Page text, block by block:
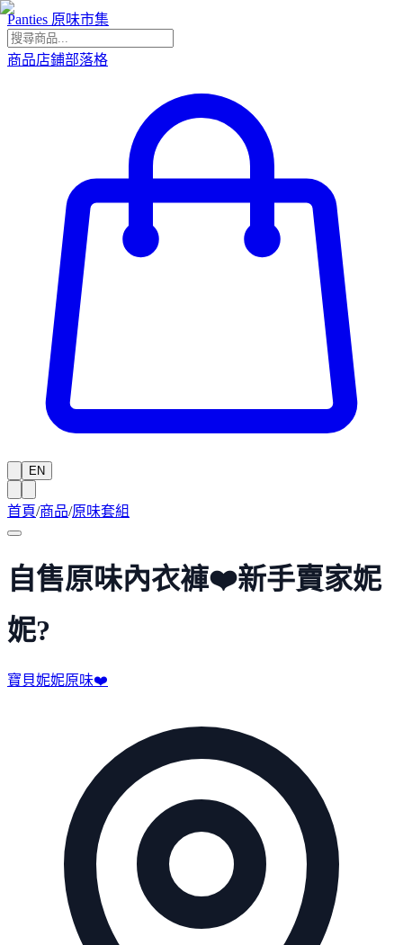
Panties 原味市集
商品店鋪部落格
EN
首頁/商品/原味套組
自售原味內衣褲❤️新手賣家妮
妮?
寶貝妮妮原味❤️